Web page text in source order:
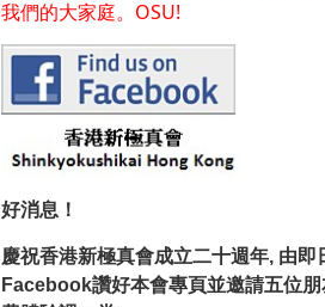
我們的大家庭。OSU!
好消息！
慶祝香港新極真會成立二十週年, 由即
Facebook讚好本會專頁並邀請五位